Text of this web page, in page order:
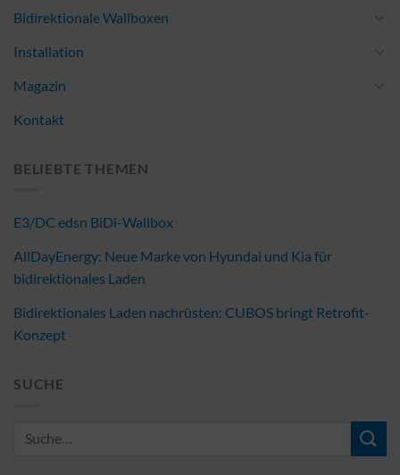
Bidirektionale Wallboxen
Installation
Magazin
Kontakt
BELIEBTE THEMEN
E3/DC edsn BiDi-Wallbox
AllDayEnergy: Neue Marke von Hyundai und Kia für
bidirektionales Laden
Bidirektionales Laden nachrüsten: CUBOS bringt Retrofit-
Konzept
SUCHE